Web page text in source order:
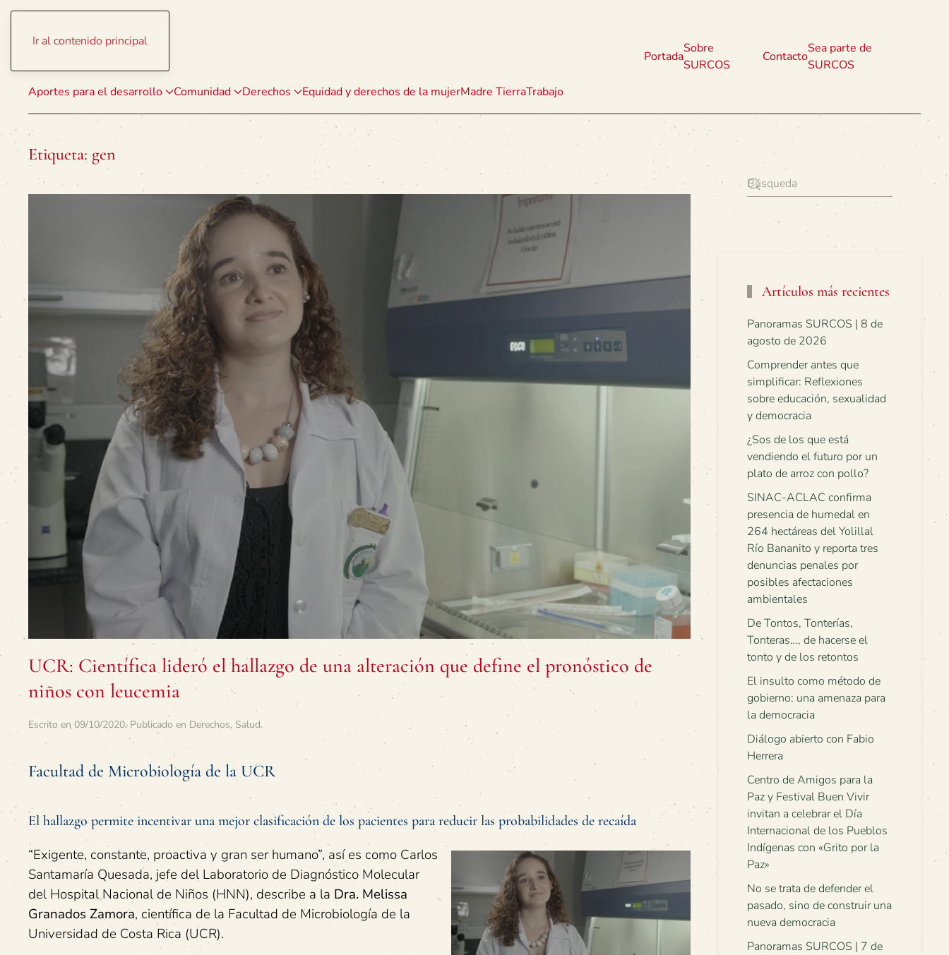
Ir al contenido principal
Aportes para el desarrollo Comunidad Derechos Equidad y derechos de la mujerMadre TierraTrabajo
Portada
Sobre
SURCOS
Contacto
Sea parte de
SURCOS
Etiqueta: gen
UCR: Científica lideró el hallazgo de una alteración que define el pronóstico de
niños con leucemia
Escrito en09/10/2020. Publicado en Derechos, Salud.
Facultad de Microbiología de la UCR
El hallazgo permite incentivar una mejor clasificación de los pacientes para reducir las probabilidades de recaída
“Exigente, constante, proactiva y gran ser humano”, así es como Carlos
Santamaría Quesada, jefe del Laboratorio de Diagnóstico Molecular
del Hospital Nacional de Niños (HNN), describe a la Dra. Melissa
Granados Zamora, científica de la Facultad de Microbiología de la
Universidad de Costa Rica (UCR).
Artículos más recientes
Panoramas SURCOS | 8 de
agosto de 2026
Comprender antes que
simplificar: Reflexiones
sobre educación, sexualidad
y democracia
¿Sos de los que está
vendiendo el futuro por un
plato de arroz con pollo?
SINAC-ACLAC confirma
presencia de humedal en
264 hectáreas del Yolillal
Río Bananito y reporta tres
denuncias penales por
posibles afectaciones
ambientales
De Tontos, Tonterías,
Tonteras…, de hacerse el
tonto y de los retontos
El insulto como método de
gobierno: una amenaza para
la democracia
Diálogo abierto con Fabio
Herrera
Centro de Amigos para la
Paz y Festival Buen Vivir
invitan a celebrar el Día
Internacional de los Pueblos
Indígenas con «Grito por la
Paz»
No se trata de defender el
pasado, sino de construir una
nueva democracia
Panoramas SURCOS | 7 de